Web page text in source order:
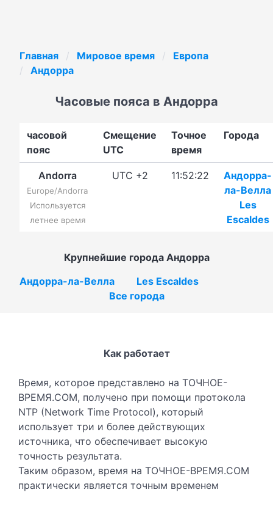
Главная Мировое время
Европа
Андорра
Часовые пояса в Андорра
часовой
пояс
Смещение
UTC
Точное
время
Города
Andorra
Europe/Andorra
Используется
летнее время
UTC +2 11:52:22
Андорра-
ла-Велла
Les
Escaldes
Крупнейшие города Андорра
Андорра-ла-Велла
Les Escaldes
Все города
Как работает
Время, которое представлено на ТОЧНОЕ-
ВРЕМЯ.COM, получено при помощи протокола
NTP (Network Time Protocol), который
использует три и более действующих
источника, что обеспечивает высокую
точность результата.
Таким образом, время на ТОЧНОЕ-ВРЕМЯ.COM
практически является точным временем